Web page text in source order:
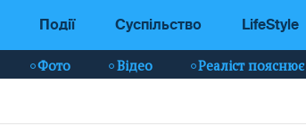
Події Суспільство LifeStyle
Фото Відео Реаліст пояснює